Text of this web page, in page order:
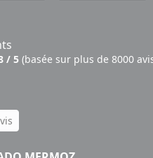
/ 5 (basée sur plus de 8000